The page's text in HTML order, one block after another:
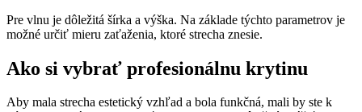
Pre vlnu je dôležitá šírka a výška. Na základe týchto parametrov je
možné určiť mieru zaťaženia, ktoré strecha znesie.
Ako si vybrať profesionálnu krytinu
Aby mala strecha estetický vzhľad a bola funkčná, mali by ste k